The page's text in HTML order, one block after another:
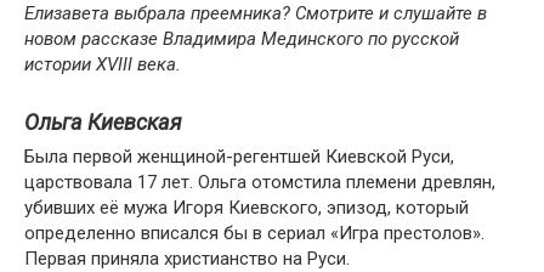
Елизавета выбрала преемника? Смотрите и слушайте в
новом рассказе Владимира Мединского по русской
истории XVIII века.
Ольга Киевская
Была первой женщиной-регентшей Киевской Руси,
царствовала 17 лет. Ольга отомстила племени древлян,
убивших её мужа Игоря Киевского, эпизод, который
определенно вписался бы в сериал «Игра престолов».
Первая приняла христианство на Руси.